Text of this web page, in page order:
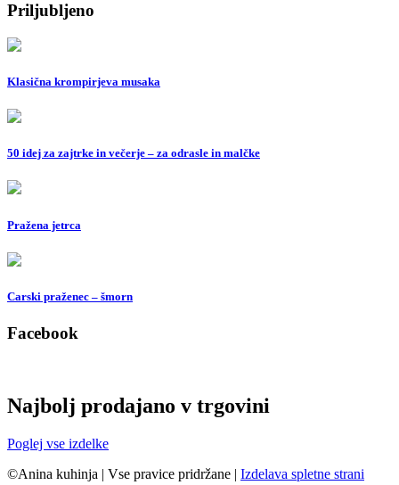
Priljubljeno
Klasična krompirjeva musaka
50 idej za zajtrke in večerje – za odrasle in malčke
Pražena jetrca
Carski praženec – šmorn
Facebook
Najbolj prodajano v trgovini
Poglej vse izdelke
©Anina kuhinja | Vse pravice pridržane | Izdelava spletne strani